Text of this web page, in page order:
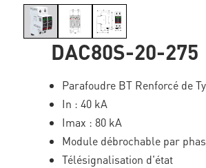
DAC80S-20-275
Parafoudre BT Renforcé de
In : 40 kA
Imax : 80 kA
Module débrochable par
Télésignalisation d'état